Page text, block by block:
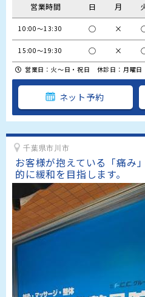
営業時間 日 月
10:00～13:30 ○ ×
15:00～19:30 ○ ×
営業日：火～日・祝日 休診日：月曜日
ネット予約
千葉県市川市
お客様が抱えている「痛み
的に緩和を目指します。